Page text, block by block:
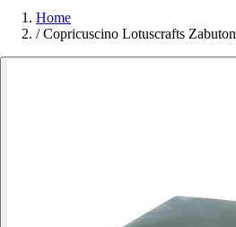
Home
/ Copricuscino Lotuscrafts Zabuton